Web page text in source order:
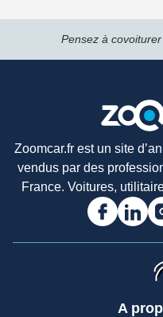
Pensez à
Zoomcar.fr est un site
vendus par des
France. Voitures,
A